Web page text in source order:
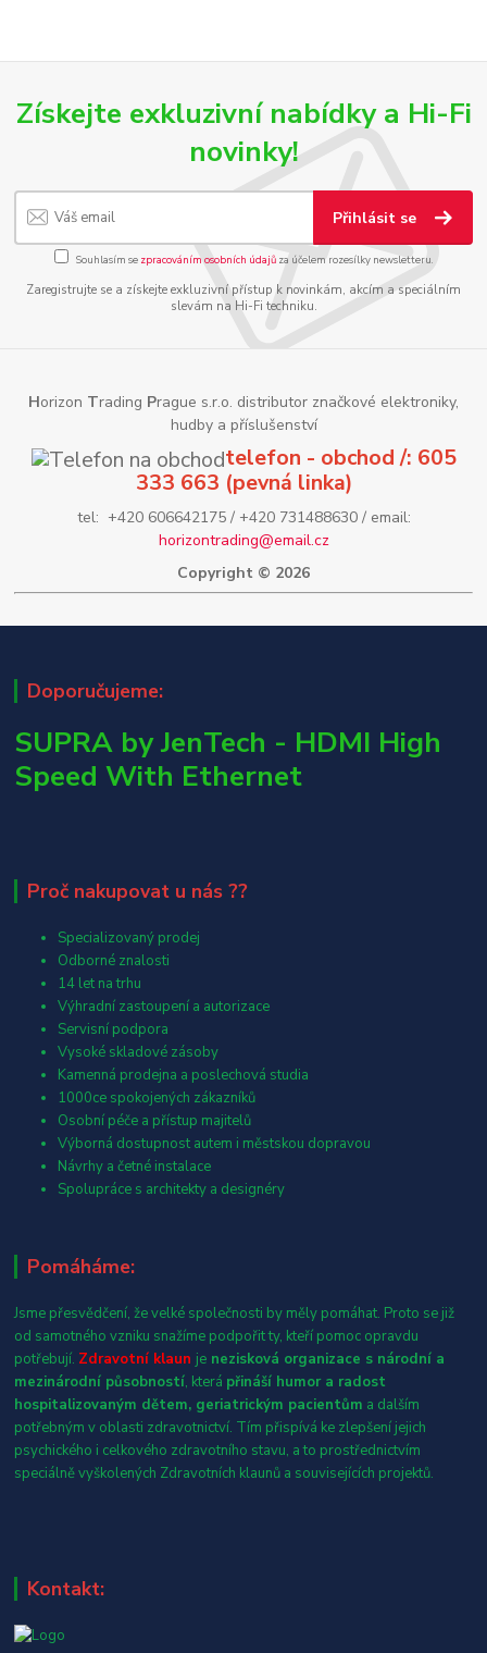
Získejte exkluzivní nabídky a Hi-Fi
novinky!
Přihlásit se
Souhlasím se zpracováním osobních údajůza účelem rozesílky newsletteru.
Zaregistrujte se a získejte exkluzivní přístup k novinkám, akcím a speciálním
slevám na Hi-Fi techniku.
Horizon Trading Prague s.r.o. distributor značkové elektroniky,
hudby a příslušenství
telefon - obchod /: 605
333 663 (pevná linka)
tel: +420 606642175 / +420 731488630 / email:
horizontrading@email.cz
Copyright © 2026
Doporučujeme:
SUPRA by JenTech - HDMI High
Speed With Ethernet
Proč nakupovat u nás ??
Specializovaný prodej
Odborné znalosti
14 let na trhu
Výhradní zastoupení a autorizace
Servisní podpora
Vysoké skladové zásoby
Kamenná prodejna a poslechová studia
1000ce spokojených zákazníků
Osobní péče a přístup majitelů
Výborná dostupnost autem i městskou dopravou
Návrhy a četné instalace
Spolupráce s architekty a designéry
Pomáháme:
Jsme přesvědčení, že velké společnosti by měly pomáhat. Proto se již
od samotného vzniku snažíme podpořit ty, kteří pomoc opravdu
potřebují. Zdravotní klaun je nezisková organizace s národní a
mezinárodní působností, která přináší humor a radost
hospitalizovaným dětem, geriatrickým pacientům a dalším
potřebným v oblasti zdravotnictví. Tím přispívá ke zlepšení jejich
psychického i celkového zdravotního stavu, a to prostřednictvím
speciálně vyškolených Zdravotních klaunů a souvisejících projektů.
Kontakt: